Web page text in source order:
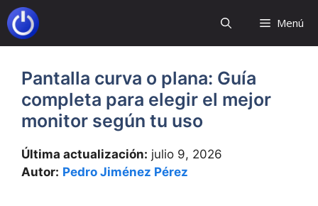
Saltar
al
contenido
Menú
Pantalla curva o plana: Guía
completa para elegir el mejor
monitor según tu uso
Última actualización: julio 9, 2026
Autor: Pedro Jiménez Pérez